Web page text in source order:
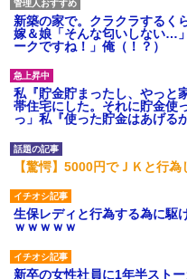
新築の家で。クラクラするく
嫁＆娘「そんな匂いしない…
ークですね！」俺（！？）
私『貯金貯まったし、やっと
帯住宅にした。それに貯金使
っ」私『使った貯金はあげ
【驚愕】5000円でＪＫと行
生保レディと行為する為に駆
ｗｗｗｗｗ
新卒の女性社員に1年半スト